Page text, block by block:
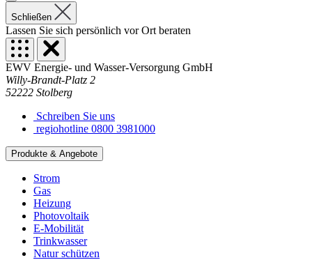
Schließen
Lassen Sie sich persönlich vor Ort beraten
EWV Energie- und Wasser-Versorgung GmbH
Willy-Brandt-Platz 2
52222 Stolberg
Schreiben Sie uns
regiohotline 0800 3981000
Produkte & Angebote
Strom
Gas
Heizung
Photovoltaik
E-Mobilität
Trinkwasser
Natur schützen